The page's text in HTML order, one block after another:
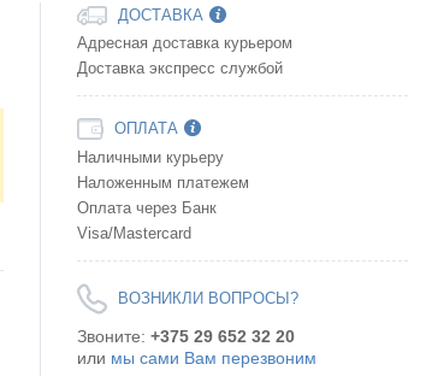
ДОСТАВКА
Адресная доставка курьером
Доставка экспресс службой
ОПЛАТА
Наличными курьеру
Наложенным платежем
Оплата через Банк
Visa/Mastercard
ВОЗНИКЛИ ВОПРОСЫ?
Звоните: +375 29 652 32 20
или мы сами Вам перезвоним